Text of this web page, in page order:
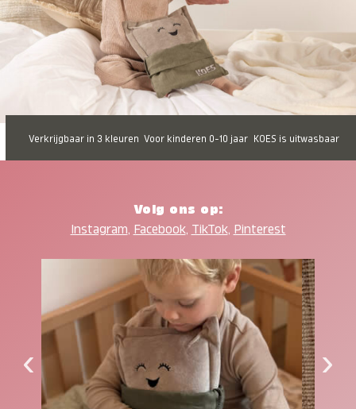
Verkrijgbaar in 3 kleuren Voor kinderen 0-10 jaar KOES is uitwasbaar
Volg ons op:
Instagram, Facebook, TikTok, Pinterest
‹ ›